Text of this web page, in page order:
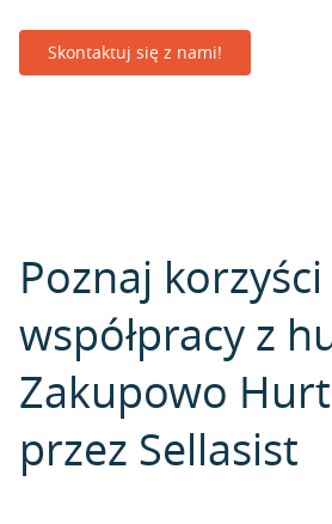
Skontaktuj się z nami!
Poznaj korzyści
współpracy z
Zakupowo
przez Sellasist